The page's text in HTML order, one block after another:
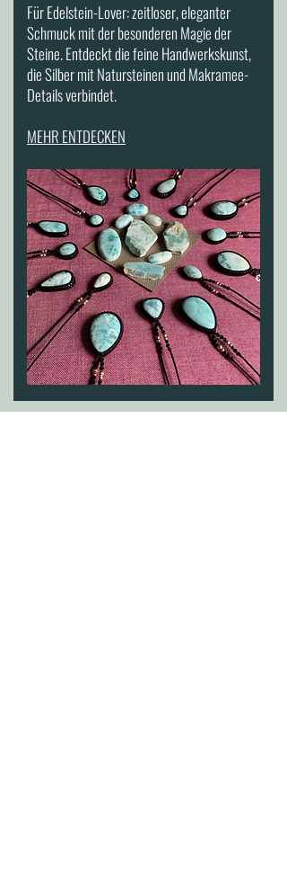
Für Edelstein-Lover: zeitloser, eleganter
Schmuck mit der besonderen Magie der
Steine. Entdeckt die feine Handwerkskunst,
die Silber mit Natursteinen und Makramee-
Details verbindet.
MEHR ENTDECKEN​​